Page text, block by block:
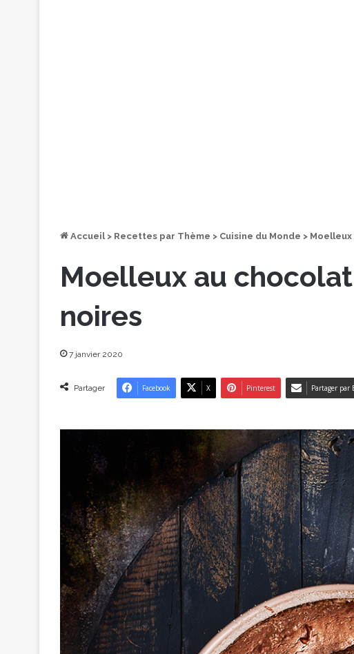
Accueil > Recettes par Thème > Cuisine du Monde >
Moelleux au
noires
7 janvier 2020
Partager Facebook X Pinterest Partager par